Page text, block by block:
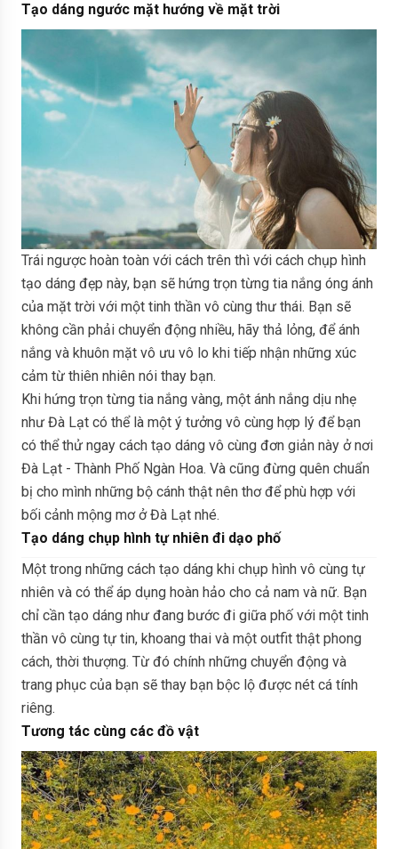
Tạo dáng ngước mặt hướng về mặt trời
Trái ngược hoàn toàn với cách trên thì với cách chụp hình
tạo dáng đẹp này, bạn sẽ hứng trọn từng tia nắng óng ánh
của mặt trời với một tinh thần vô cùng thư thái. Bạn sẽ
không cần phải chuyển động nhiều, hãy thả lỏng, để ánh
nắng và khuôn mặt vô ưu vô lo khi tiếp nhận những xúc
cảm từ thiên nhiên nói thay bạn.
Khi hứng trọn từng tia nắng vàng, một ánh nắng dịu nhẹ
như Đà Lạt có thể là một ý tưởng vô cùng hợp lý để bạn
có thể thử ngay cách tạo dáng vô cùng đơn giản này ở nơi
Đà Lạt - Thành Phố Ngàn Hoa. Và cũng đừng quên chuẩn
bị cho mình những bộ cánh thật nên thơ để phù hợp với
bối cảnh mộng mơ ở Đà Lạt nhé.
Tạo dáng chụp hình tự nhiên đi dạo phố
Một trong những cách tạo dáng khi chụp hình vô cùng tự
nhiên và có thể áp dụng hoàn hảo cho cả nam và nữ. Bạn
chỉ cần tạo dáng như đang bước đi giữa phố với một tinh
thần vô cùng tự tin, khoang thai và một outfit thật phong
cách, thời thượng. Từ đó chính những chuyển động và
trang phục của bạn sẽ thay bạn bộc lộ được nét cá tính
riêng.
Tương tác cùng các đồ vật